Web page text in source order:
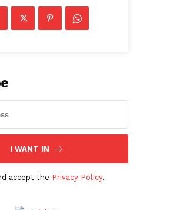
I WANT IN
accept the Privacy Policy.